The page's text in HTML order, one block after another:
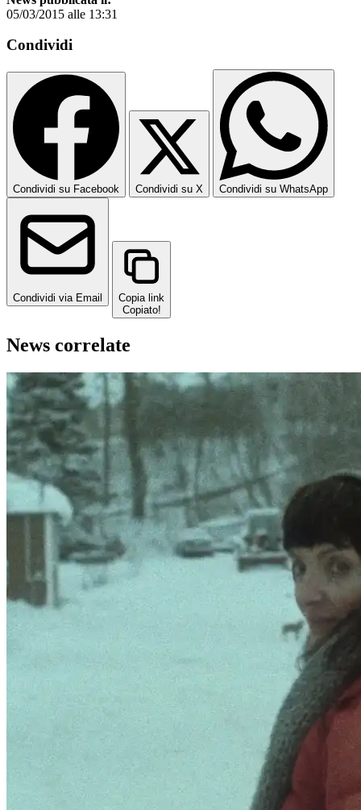
05/03/2015 alle 13:31
Condividi
Condividi su Facebook Condividi su X Condividi su WhatsApp
Condividi via Email
Copia link
Copiato!
News correlate